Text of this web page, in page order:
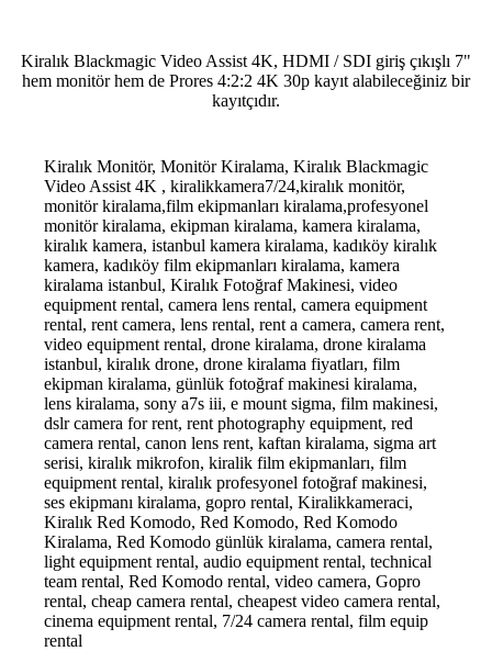
Kiralık Blackmagic Video Assist 4K, HDMI / SDI giriş çıkışlı 7"
hem monitör hem de Prores 4:2:2 4K 30p kayıt alabileceğiniz bir
kayıtçıdır.
Kiralık Monitör, Monitör Kiralama, Kiralık Blackmagic
Video Assist 4K , kiralikkamera7/24,kiralık monitör,
monitör kiralama,film ekipmanları kiralama,profesyonel
monitör kiralama, ekipman kiralama, kamera kiralama,
kiralık kamera, istanbul kamera kiralama, kadıköy kiralık
kamera, kadıköy film ekipmanları kiralama, kamera
kiralama istanbul, Kiralık Fotoğraf Makinesi, video
equipment rental, camera lens rental, camera equipment
rental, rent camera, lens rental, rent a camera, camera rent,
video equipment rental, drone kiralama, drone kiralama
istanbul, kiralık drone, drone kiralama fiyatları, film
ekipman kiralama, günlük fotoğraf makinesi kiralama,
lens kiralama, sony a7s iii, e mount sigma, film makinesi,
dslr camera for rent, rent photography equipment, red
camera rental, canon lens rent, kaftan kiralama, sigma art
serisi, kiralık mikrofon, kiralik film ekipmanları, film
equipment rental, kiralık profesyonel fotoğraf makinesi,
ses ekipmanı kiralama, gopro rental, Kiralikkameraci,
Kiralık Red Komodo, Red Komodo, Red Komodo
Kiralama, Red Komodo günlük kiralama, camera rental,
light equipment rental, audio equipment rental, technical
team rental, Red Komodo rental, video camera, Gopro
rental, cheap camera rental, cheapest video camera rental,
cinema equipment rental, 7/24 camera rental, film equip
rental